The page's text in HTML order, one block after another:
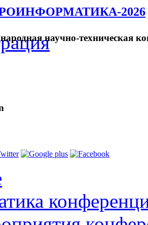
2026
научно-техническая